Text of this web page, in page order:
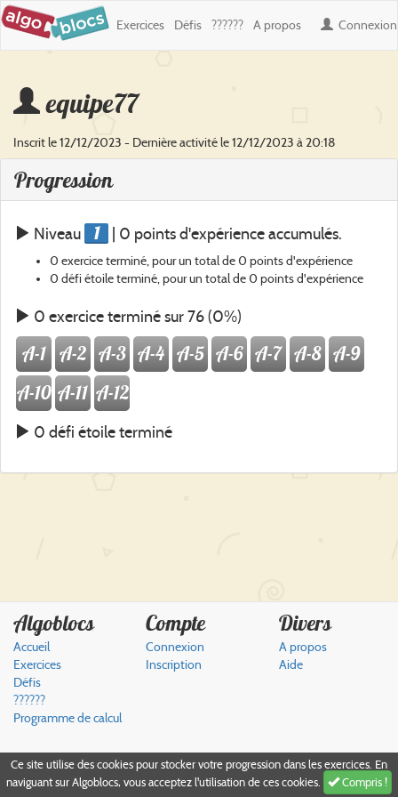
Connexion
Exercices Défis ?????? A propos
equipe77
Inscrit le 12/12/2023 - Dernière activité le 12/12/2023 à 20:18
Progression
Niveau 1 | 0 points d'expérience accumulés.
0 exercice terminé, pour un total de 0 points d'expérience
0 défi étoile terminé, pour un total de 0 points d'expérience
0 exercice terminé sur 76 (0%)
A-1 A-2 A-3 A-4 A-5 A-6 A-7 A-8 A-9
A-10 A-11 A-12
0 défi étoile terminé
Algoblocs
Accueil
Exercices
Défis
??????
Programme de calcul
Compte
Connexion
Inscription
Divers
A propos
Aide
Ce site utilise des cookies pour stocker votre progression dans les exercices. En
naviguant sur Algoblocs, vous acceptez l'utilisation de ces cookies.
Compris !